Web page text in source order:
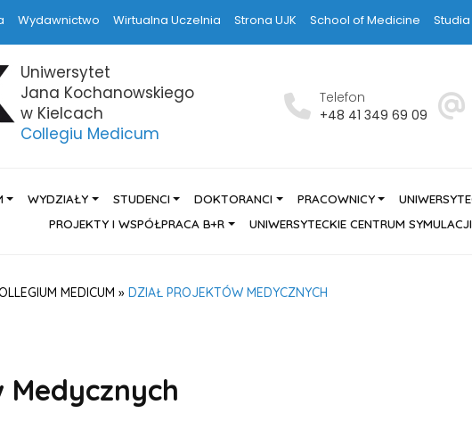
Wydawnictwo Wirtualna Uczelnia Strona UJK School of Medicine
Uniwersytet
Jana Kochanowskiego
w Kielcach
Collegiu Medicum
Telefon
+48 41 349 69 09
WYDZIAŁY STUDENCI DOKTORANCI PRACOWNICY
PROJEKTY I WSPÓŁPRACA B+R
UNIWERSYTECKIE CENTRUM
MEDICUM » DZIAŁ PROJEKTÓW MEDYCZNYCH
Medycznych